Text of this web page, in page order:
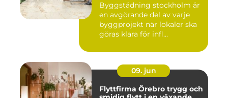
Byggstädning stockholm är
en avgörande del av varje
byggprojekt när lokaler ska
göras klara för infl...
09. jun
Flyttfirma Örebro trygg och